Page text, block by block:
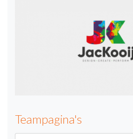
Teampagina's